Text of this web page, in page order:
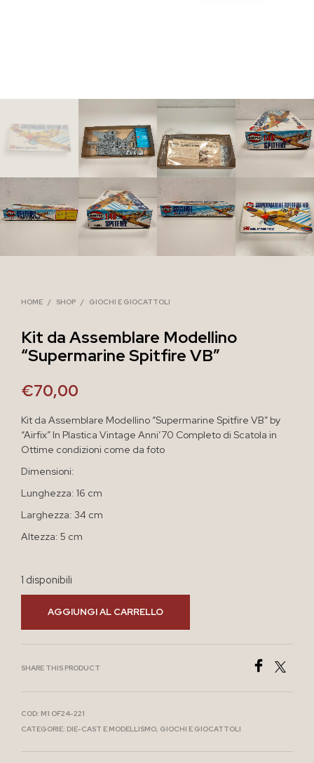
HOME / SHOP / GIOCHI E GIOCATTOLI
Kit da Assemblare Modellino
“Supermarine Spitfire VB”
€70,00
Kit da Assemblare Modellino “Supermarine Spitfire VB” by
“Airfix” In Plastica Vintage Anni’70 Completo di Scatola in
Ottime condizioni come da foto
Dimensioni:
Lunghezza: 16 cm
Larghezza: 34 cm
Altezza: 5 cm
1 disponibili
AGGIUNGI AL CARRELLO
SHARE THIS PRODUCT
COD: M1 OF24-221
CATEGORIE: DIE-CAST E MODELLISMO GIOCHI E GIOCATTOLI